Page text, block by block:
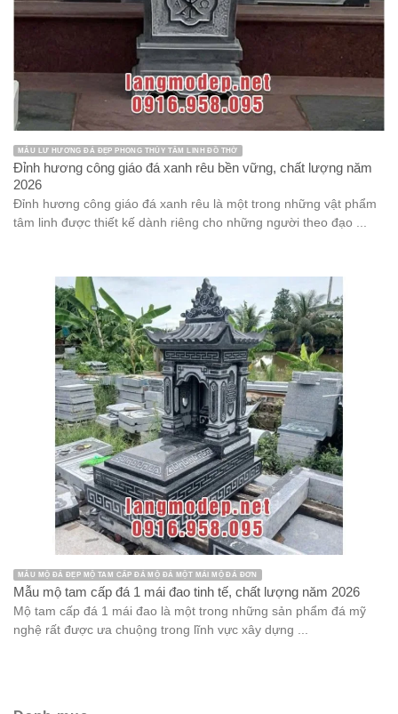
MẪU LƯ HƯƠNG ĐÁ ĐẸP PHONG THỦY TÂM LINH ĐỒ THỜ
Đỉnh hương công giáo đá xanh rêu bền vững, chất lượng năm
2026
Đỉnh hương công giáo đá xanh rêu là một trong những vật phẩm
tâm linh được thiết kế dành riêng cho những người theo đạo ...
MẪU MỘ ĐÁ ĐẸP MỘ TAM CẤP ĐÁ MỘ ĐÁ MỘT MÁI MỘ ĐÁ ĐƠN
Mẫu mộ tam cấp đá 1 mái đao tinh tế, chất lượng năm 2026
Mộ tam cấp đá 1 mái đao là một trong những sản phẩm đá mỹ
nghệ rất được ưa chuộng trong lĩnh vực xây dựng ...